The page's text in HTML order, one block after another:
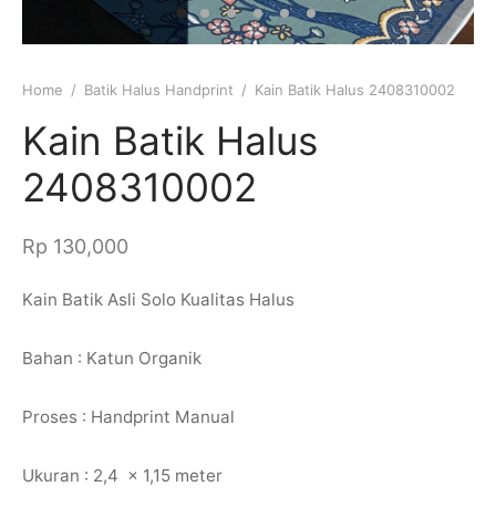
Home / Batik Halus Handprint / Kain Batik Halus 2408310002
Kain Batik Halus
2408310002
Rp 130,000
Kain Batik Asli Solo Kualitas Halus
Bahan : Katun Organik
Proses : Handprint Manual
Ukuran : 2,4 x 1,15 meter